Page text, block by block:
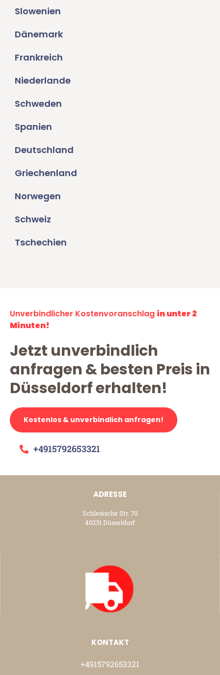
Slowenien
Dänemark
Frankreich
Niederlande
Schweden
Spanien
Deutschland
Griechenland
Norwegen
Schweiz
Tschechien
Unverbindlicher Kostenvoranschlag in unter 2
Minuten!
Jetzt unverbindlich
anfragen & besten Preis in
Düsseldorf erhalten!
Kostenlos & unverbindlich anfragen!
+4915792653321
ADRESSE
Schlesische Str. 70
40231 Düsseldorf
KONTAKT
+4915792653321